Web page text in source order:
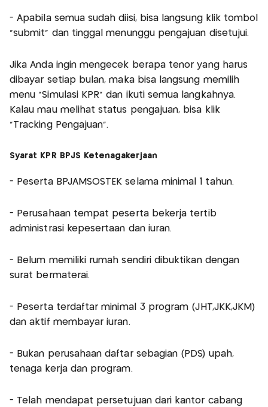
- Apabila semua sudah diisi, bisa langsung klik tombol
“submit” dan tinggal menunggu pengajuan disetujui.
Jika Anda ingin mengecek berapa tenor yang harus
dibayar setiap bulan, maka bisa langsung memilih
menu “Simulasi KPR” dan ikuti semua langkahnya.
Kalau mau melihat status pengajuan, bisa klik
“Tracking Pengajuan”.
Syarat KPR BPJS Ketenagakerjaan
- Peserta BPJAMSOSTEK selama minimal 1 tahun.
- Perusahaan tempat peserta bekerja tertib
administrasi kepesertaan dan iuran.
- Belum memiliki rumah sendiri dibuktikan dengan
surat bermaterai.
- Peserta terdaftar minimal 3 program (JHT,JKK,JKM)
dan aktif membayar iuran.
- Bukan perusahaan daftar sebagian (PDS) upah,
tenaga kerja dan program.
- Telah mendapat persetujuan dari kantor cabang